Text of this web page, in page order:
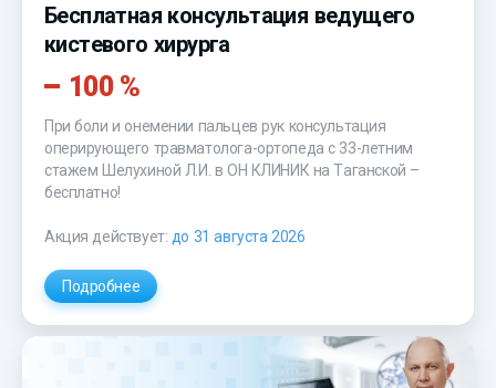
Бесплатная консультация ведущего
кистевого хирурга
100 %
При боли и онемении пальцев рук консультация
оперирующего травматолога-ортопеда с 33-летним
стажем Шелухиной Л.И. в ОН КЛИНИК на Таганской –
бесплатно!
Акция действует: до 31 августа 2026
Подробнее